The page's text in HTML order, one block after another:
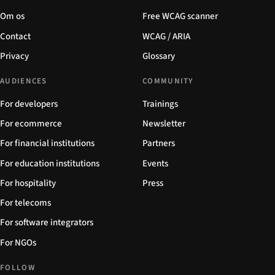
Om os
Contact
Privacy
Free WCAG scanner
WCAG / ARIA
Glossary
AUDIENCES
For developers
For ecommerce
For financial institutions
For education institutions
For hospitality
For telecoms
For software integrators
For NGOs
COMMUNITY
Trainings
Newsletter
Partners
Events
Press
FOLLOW